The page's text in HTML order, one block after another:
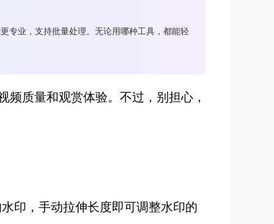
专业，支持批量处理。无论用哪种工具，都能轻
质量和观赏体验。不过，别担心，
印，手动拉伸长度即可调整水印的